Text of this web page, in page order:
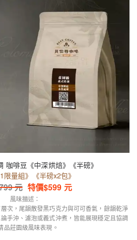
咖啡豆《中深烘焙》《半磅》
限量組》《半磅x2包》
元 特價$599 元
風味描述：
次，尾韻散發黑巧克力與可可香氣，餘韻乾淨
手沖、濾泡或義式沖煮，皆能展現穩定且協調
品莊園級風味表現。